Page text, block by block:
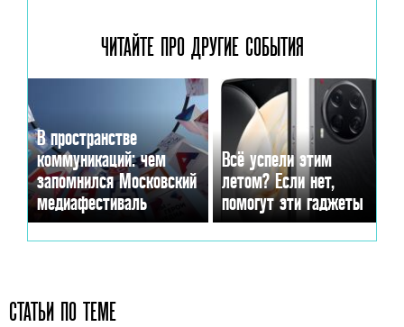
ЧИТАЙТЕ ПРО ДРУГИЕ СОБЫТИЯ
В пространстве
коммуникаций: чем
запомнился Московский
медиафестиваль
Всё успели этим
летом? Если нет,
помогут эти гаджеты
СТАТЬИ ПО ТЕМЕ